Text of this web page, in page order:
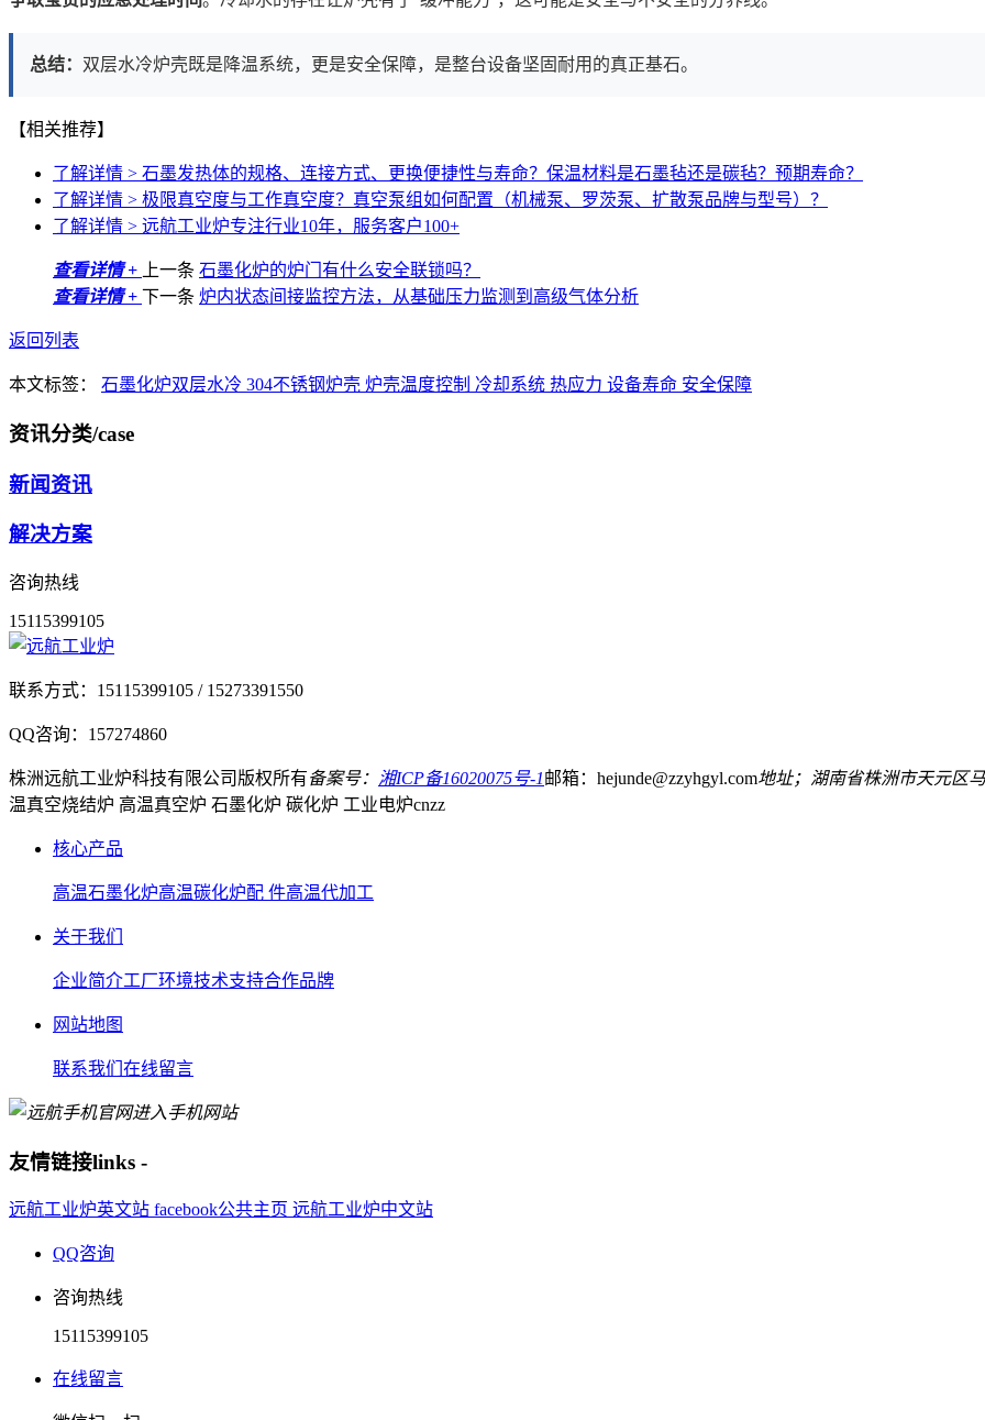
总结： 双层水冷炉壳既是降温系统，更是安全保障，是整台设备坚固耐用的真正基石。
【相关推荐】
了解详情 > 石墨发热体的规格、连接方式、更换便捷性与寿命？保温材料是石墨毡还是碳毡？预期寿命？
了解详情 > 极限真空度与工作真空度？真空泵组如何配置（机械泵、罗茨泵、扩散泵品牌与型号）？
了解详情 > 远航工业炉专注行业10年，服务客户100+
查看详情 + 上一条 石墨化炉的炉门有什么安全联锁吗？
查看详情 + 下一条 炉内状态间接监控方法，从基础压力监测到高级气体分析
返回列表
本文标签： 石墨化炉双层水冷 304不锈钢炉壳 炉壳温度控制 冷却系统 热应力 设备寿命 安全保障
资讯分类/case
新闻资讯
解决方案
咨询热线
15115399105
联系方式： 15115399105 / 15273391550
QQ咨询： 157274860
株洲远航工业炉科技有限公司 版权所有备案号： 湘ICP备16020075号-1邮箱：hejunde@zzyhgyl.com地址；湖南省株洲市天元区
温真空烧结炉 高温真空炉 石墨化炉 碳化炉 工业电炉cnzz
核心产品
高温石墨化炉高温碳化炉配 件高温代加工
关于我们
企业简介工厂环境技术支持合作品牌
网站地图
联系我们 在线留言
进入手机网站
友情链接links -
远航工业炉英文站 facebook公共主页 远航工业炉中文站
QQ咨询
咨询热线
15115399105
在线留言